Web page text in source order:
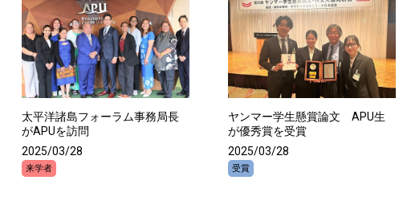
太平洋諸島フォーラム事務局長
がAPUを訪問
2025/03/28
来学者
ヤンマー学生懸賞論文 APU生
が優秀賞を受賞
2025/03/28
受賞